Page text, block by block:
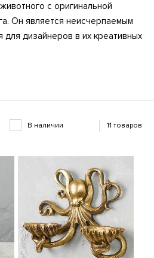
с оригинальной
Он является неисчерпаемым
для дизайнеров в их креативных
В наличии 11 товаров